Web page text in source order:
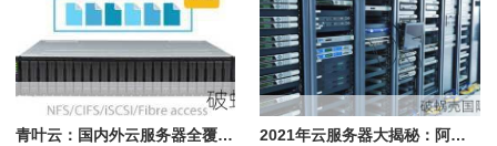
青叶云：国内外云服务器全覆盖，性能弹性双重保障 2021年云服务器大揭秘：阿里云VS腾讯云，你选谁？